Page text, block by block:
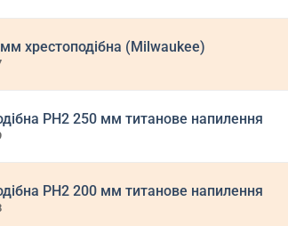
хрестоподібна (Milwaukee)
PH2 250 мм титанове напилення
PH2 200 мм титанове напилення